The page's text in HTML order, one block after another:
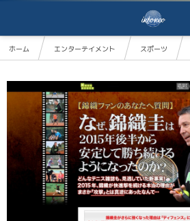
ホーム エンターテイメント
スポーツ